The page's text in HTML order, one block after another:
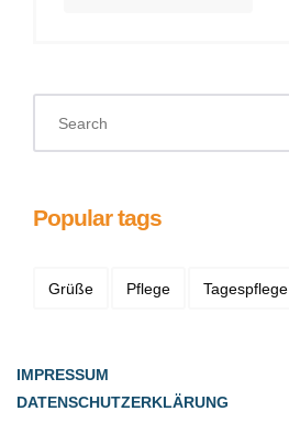
Popular tags
Grüße Pflege Tagespflege
IMPRESSUM
DATENSCHUTZERKLÄRUNG